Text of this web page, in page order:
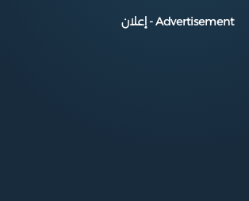
Advertisement - إعلان